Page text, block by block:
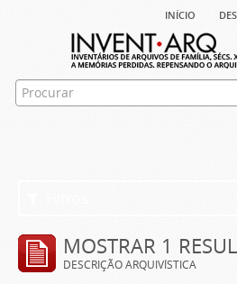
início
MOSTRAR 1
DESCRIÇÃO ARQUIVÍSTICA